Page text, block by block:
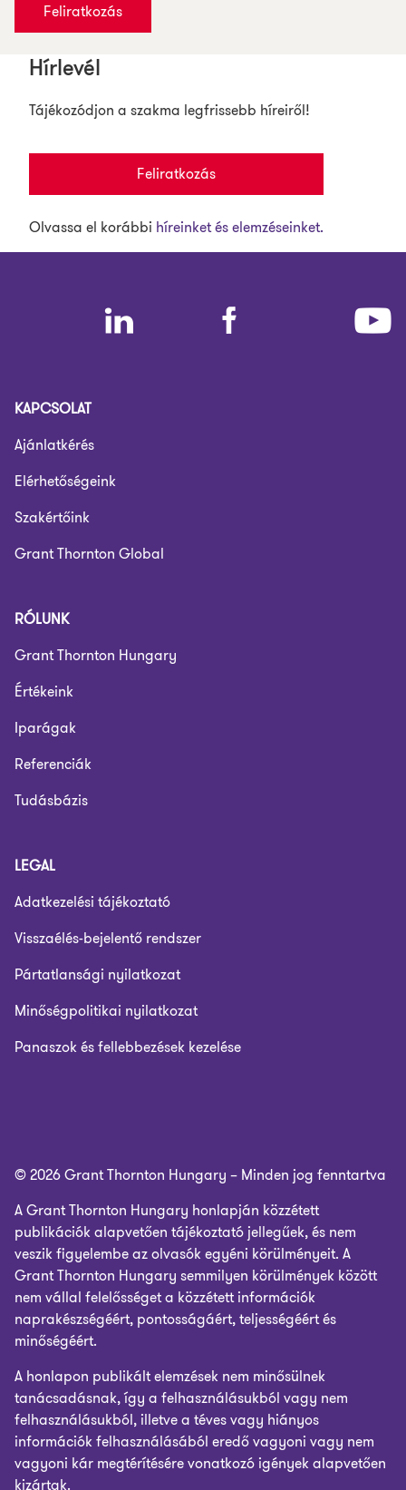
Feliratkozás
Hírlevél
Tájékozódjon a szakma legfrissebb híreiről!
Feliratkozás
Olvassa el korábbi híreinket és elemzéseinket.
KAPCSOLAT
Ajánlatkérés
Elérhetőségeink
Szakértőink
Grant Thornton Global
RÓLUNK
Grant Thornton Hungary
Értékeink
Iparágak
Referenciák
Tudásbázis
LEGAL
Adatkezelési tájékoztató
Visszaélés-bejelentő rendszer
Pártatlansági nyilatkozat
Minőségpolitikai nyilatkozat
Panaszok és fellebbezések kezelése
© 2026 Grant Thornton Hungary – Minden jog fenntartva
A Grant Thornton Hungary honlapján közzétett
publikációk alapvetően tájékoztató jellegűek, és nem
veszik figyelembe az olvasók egyéni körülményeit. A
Grant Thornton Hungary semmilyen körülmények között
nem vállal felelősséget a közzétett információk
naprakészségéért, pontosságáért, teljességéért és
minőségéért.
A honlapon publikált elemzések nem minősülnek
tanácsadásnak, így a felhasználásukból vagy nem
felhasználásukból, illetve a téves vagy hiányos
információk felhasználásából eredő vagyoni vagy nem
vagyoni kár megtérítésére vonatkozó igények alapvetően
kizártak.